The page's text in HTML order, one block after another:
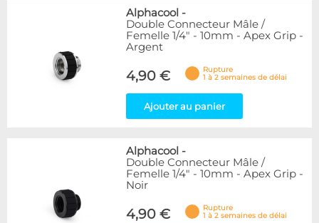
Alphacool -
Double Connecteur Mâle /
Femelle 1/4" - 10mm - Apex Grip -
Argent
4,90 €
Rupture
1 à 2 semaines de délai
Ajouter au panier
Alphacool -
Double Connecteur Mâle /
Femelle 1/4" - 10mm - Apex Grip -
Noir
4,90 €
Rupture
1 à 2 semaines de délai